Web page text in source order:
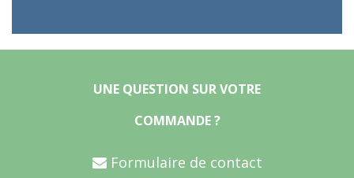
UNE QUESTION SUR VOTRE
COMMANDE ?
Formulaire de contact